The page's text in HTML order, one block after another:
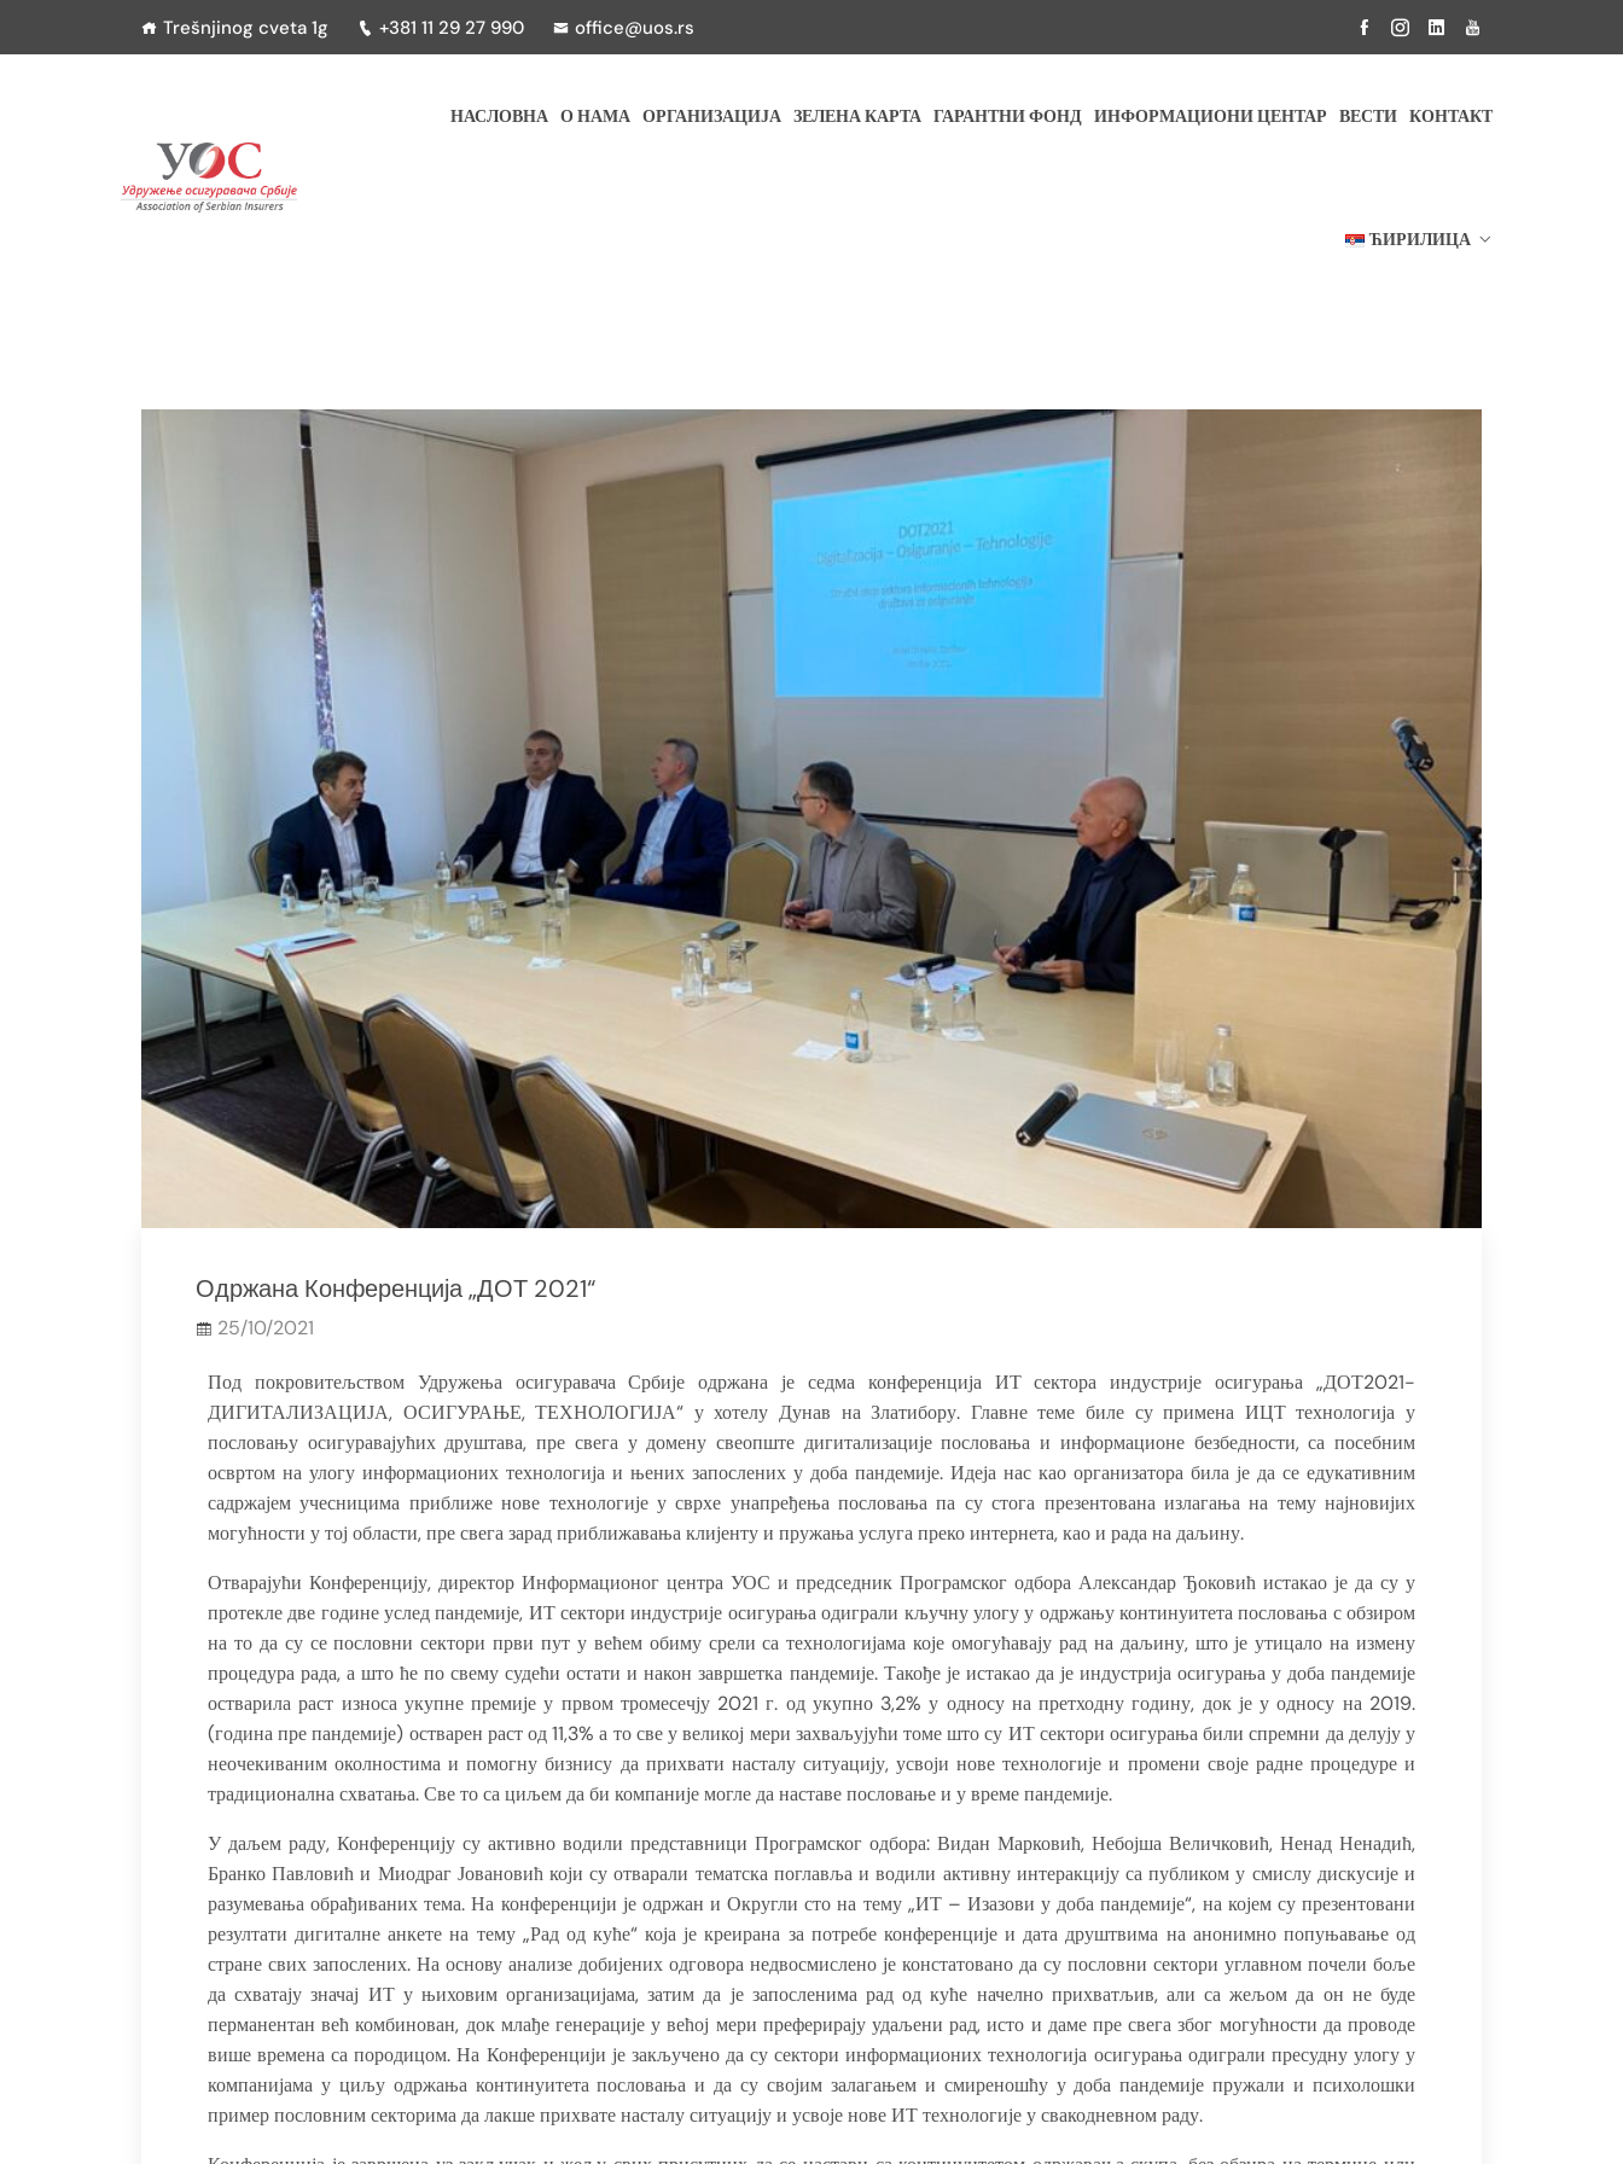
Trešnjinog cveta 1g +381 11 29 27 990 office@uos.rs
НАСЛОВНА О НАМА ОРГАНИЗАЦИЈА ЗЕЛЕНА КАРТА ГАРАНТНИ ФОНД ИНФОРМАЦИОНИ ЦЕНТАР ВЕСТИ КОНТАКТ
ЋИРИЛИЦА
Одржана Конференција „ДОТ 2021“
25/10/2021
Под покровитељством Удружења осигуравача Србије одржана је седма конференција ИТ сектора индустрије осигурања „ДОТ2021-
ДИГИТАЛИЗАЦИЈА, ОСИГУРАЊЕ, ТЕХНОЛОГИЈА“ у хотелу Дунав на Златибору. Главне теме биле су примена ИЦТ технологија у
пословању осигуравајућих друштава, пре свега у домену свеопште дигитализације пословања и информационе безбедности, са посебним
освртом на улогу информационих технологија и њених запослених у доба пандемије. Идеја нас као организатора била је да се едукативним
садржајем учесницима приближе нове технологије у сврхе унапређења пословања па су стога презентована излагања на тему најновијих
могућности у тој области, пре свега зарад приближавања клијенту и пружања услуга преко интернета, као и рада на даљину.
Отварајући Конференцију, директор Информационог центра УОС и председник Програмског одбора Александар Ђоковић истакао је да су у
протекле две године услед пандемије, ИТ сектори индустрије осигурања одиграли кључну улогу у одржању континуитета пословања с обзиром
на то да су се пословни сектори први пут у већем обиму срели са технологијама које омогућавају рад на даљину, што је утицало на измену
процедура рада, а што ће по свему судећи остати и након завршетка пандемије. Такође је истакао да је индустрија осигурања у доба пандемије
остварила раст износа укупне премије у првом тромесечју 2021 г. од укупно 3,2% у односу на претходну годину, док је у односу на 2019.
(година пре пандемије) остварен раст од 11,3% а то све у великој мери захваљујући томе што су ИТ сектори осигурања били спремни да делују у
неочекиваним околностима и помогну бизнису да прихвати насталу ситуацију, усвоји нове технологије и промени своје радне процедуре и
традиционална схватања. Све то са циљем да би компаније могле да наставе пословање и у време пандемије.
У даљем раду, Конференцију су активно водили представници Програмског одбора: Видан Марковић, Небојша Величковић, Ненад Ненадић,
Бранко Павловић и Миодраг Јовановић који су отварали тематска поглавља и водили активну интеракцију са публиком у смислу дискусије и
разумевања обрађиваних тема. На конференцији је одржан и Округли сто на тему „ИТ – Изазови у доба пандемије“, на којем су презентовани
резултати дигиталне анкете на тему „Рад од куће“ која је креирана за потребе конференције и дата друштвима на анонимно попуњавање од
стране свих запослених. На основу анализе добијених одговора недвосмислено је констатовано да су пословни сектори углавном почели боље
да схватају значај ИТ у њиховим организацијама, затим да је запосленима рад од куће начелно прихватљив, али са жељом да он не буде
перманентан већ комбинован, док млађе генерације у већој мери преферирају удаљени рад, исто и даме пре свега због могућности да проводе
више времена са породицом. На Конференцији је закључено да су сектори информационих технологија осигурања одиграли пресудну улогу у
компанијама у циљу одржања континуитета пословања и да су својим залагањем и смиреношћу у доба пандемије пружали и психолошки
пример пословним секторима да лакше прихвате насталу ситуацију и усвоје нове ИТ технологије у свакодневном раду.